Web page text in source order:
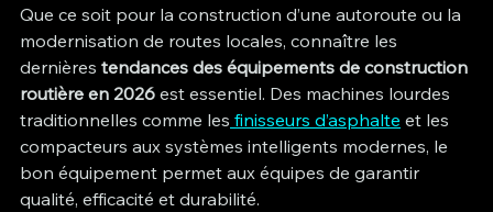
Que ce soit pour la construction d’une autoroute ou la
modernisation de routes locales, connaître les
dernières tendances des équipements de construction
routière en 2026 est essentiel. Des machines lourdes
traditionnelles comme les finisseurs d’asphalte et les
compacteurs aux systèmes intelligents modernes, le
bon équipement permet aux équipes de garantir
qualité, efficacité et durabilité.